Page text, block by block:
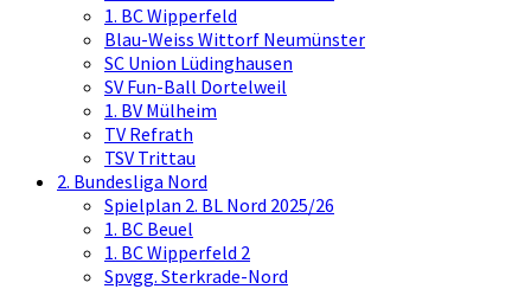
1. BC Wipperfeld
Blau-Weiss Wittorf Neumünster
SC Union Lüdinghausen
SV Fun-Ball Dortelweil
1. BV Mülheim
TV Refrath
TSV Trittau
2. Bundesliga Nord
Spielplan 2. BL Nord 2025/26
1. BC Beuel
1. BC Wipperfeld 2
Spvgg. Sterkrade-Nord